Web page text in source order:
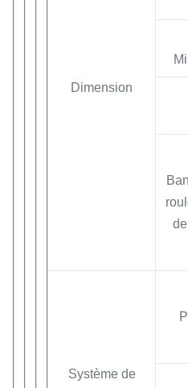
Dimension
Système de